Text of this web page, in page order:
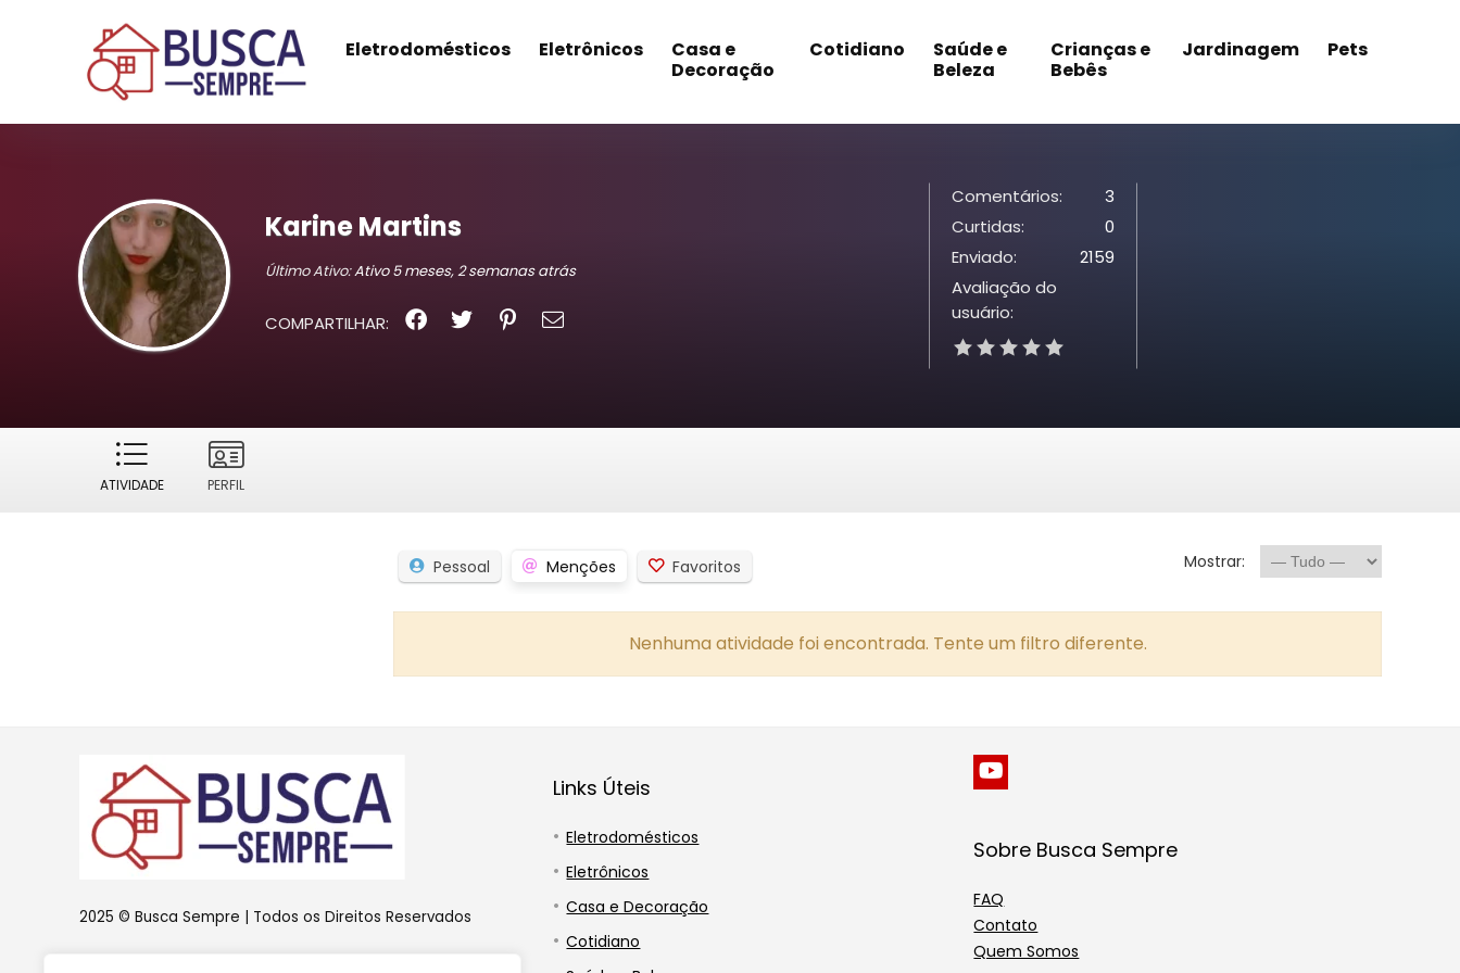
Eletrodomésticos Eletrônicos
Casa e
Decoração
Cotidiano
Saúde e
Beleza
Crianças e
Bebês
Jardinagem Pets
Karine Martins
Último Ativo:Ativo 5 meses, 2 semanas atrás
COMPARTILHAR:
Comentários:
3
Curtidas:
0
Enviado:
2159
Avaliação do
usuário:
ATIVIDADE PERFIL
Pessoal Menções Favoritos Mostrar:
Nenhuma atividade foi encontrada. Tente um filtro diferente.
2025 © Busca Sempre | Todos os Direitos Reservados
Links Úteis
Eletrodomésticos
Eletrônicos
Casa e Decoração
Cotidiano
Sobre Busca Sempre
FAQ
Contato
Quem Somos